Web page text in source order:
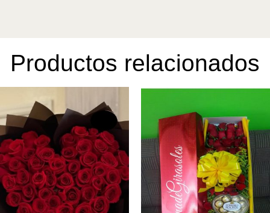
Productos relacionados